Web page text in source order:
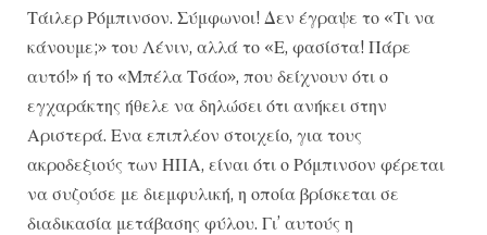
Τάιλερ Ρόμπινσον. Σύμφωνοι! Δεν έγραψε το «Τι να
κάνουμε;» του Λένιν, αλλά το «Ε, φασίστα! Πάρε
αυτό!» ή το «Μπέλα Τσάο», που δείχνουν ότι ο
εγχαράκτης ήθελε να δηλώσει ότι ανήκει στην
Αριστερά. Ενα επιπλέον στοιχείο, για τους
ακροδεξιούς των ΗΠΑ, είναι ότι ο Ρόμπινσον φέρεται
να συζούσε με διεμφυλική, η οποία βρίσκεται σε
διαδικασία μετάβασης φύλου. Γι’ αυτούς η